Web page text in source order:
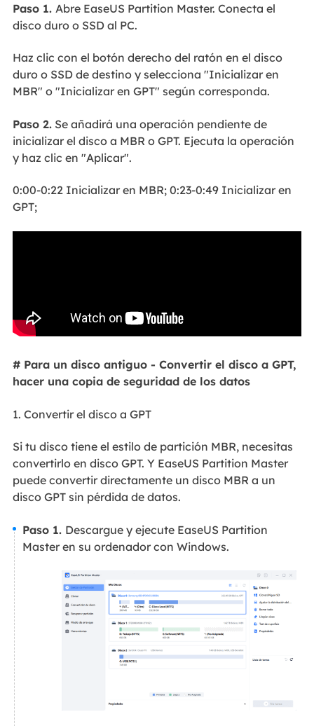
Paso 1. Abre EaseUS Partition Master. Conecta el
disco duro o SSD al PC.
Haz clic con el botón derecho del ratón en el disco
duro o SSD de destino y selecciona "Inicializar en
MBR" o "Inicializar en GPT" según corresponda.
Paso 2.Se añadirá una operación pendiente de
inicializar el disco a MBR o GPT. Ejecuta la operación
y haz clic en "Aplicar".
0:00-0:22 Inicializar en MBR; 0:23-0:49 Inicializar en
GPT;
# Para un disco antiguo - Convertir el disco a GPT,
hacer una copia de seguridad de los datos
1. Convertir el disco a GPT
Si tu disco tiene el estilo de partición MBR, necesitas
convertirlo en disco GPT. Y EaseUS Partition Master
puede convertir directamente un disco MBR a un
disco GPT sin pérdida de datos.
Paso 1. Descargue y ejecute EaseUS Partition
Master en su ordenador con Windows.